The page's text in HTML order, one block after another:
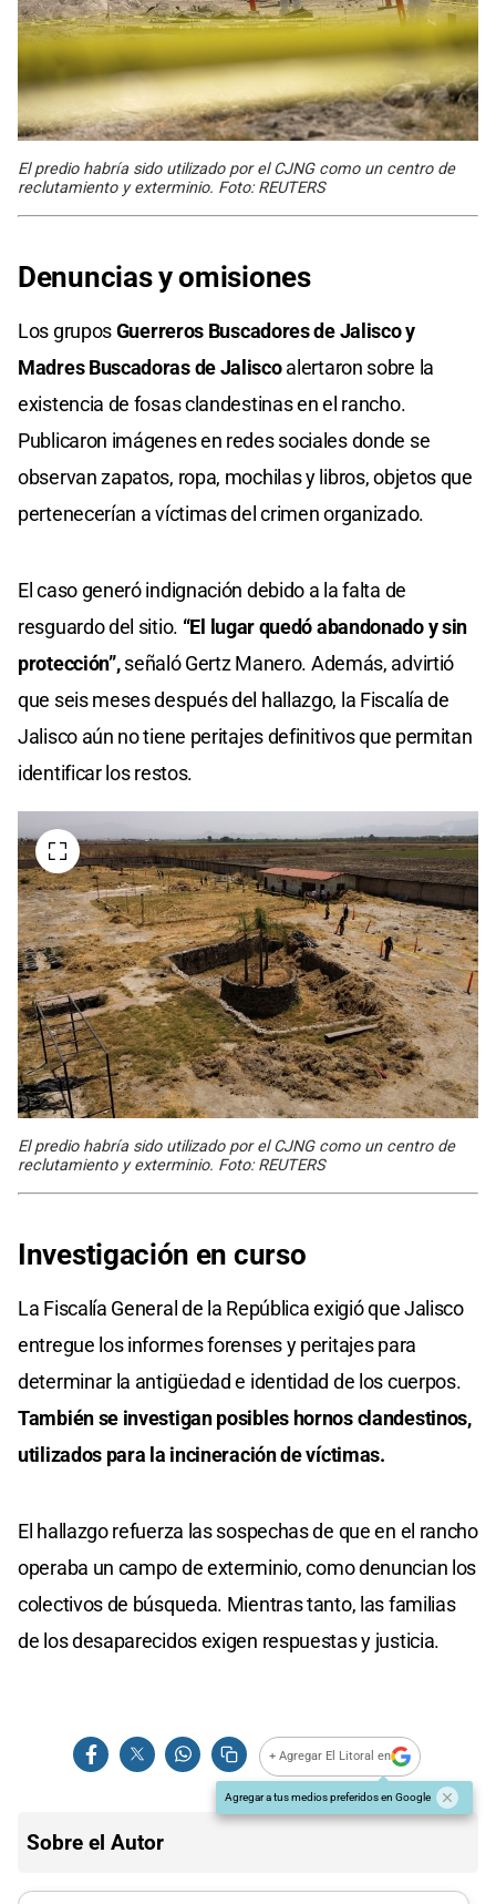
El predio habría sido utilizado por el CJNG como un centro de
reclutamiento y exterminio. Foto: REUTERS
Denuncias y omisiones
Los gruposGuerreros Buscadores de Jalisco y
Madres Buscadoras de Jaliscoalertaron sobre la
existencia de fosas clandestinas en el rancho.
Publicaron imágenes en redes sociales donde se
observan zapatos, ropa, mochilas y libros, objetos que
pertenecerían a víctimas del crimen organizado.
El caso generó indignación debido a la falta de
resguardo del sitio. “El lugar quedó abandonado y sin
protección”,señaló Gertz Manero. Además, advirtió
que seis meses después del hallazgo, la Fiscalía de
Jalisco aún no tiene peritajes definitivos que permitan
identificar los restos.
El predio habría sido utilizado por el CJNG como un centro de
reclutamiento y exterminio. Foto: REUTERS
Investigación en curso
La Fiscalía General de la República exigió que Jalisco
entregue los informes forenses y peritajes para
determinar la antigüedad e identidad de los cuerpos.
También se investigan posibles hornos clandestinos,
utilizados para la incineración de víctimas.
El hallazgo refuerza las sospechas de que en el rancho
operaba un campo de exterminio, como denuncian los
colectivos de búsqueda. Mientras tanto, las familias
de los desaparecidos exigen respuestas y justicia.
+ Agregar El Litoral en
Agregar a tus medios preferidos en Google
Sobre el Autor